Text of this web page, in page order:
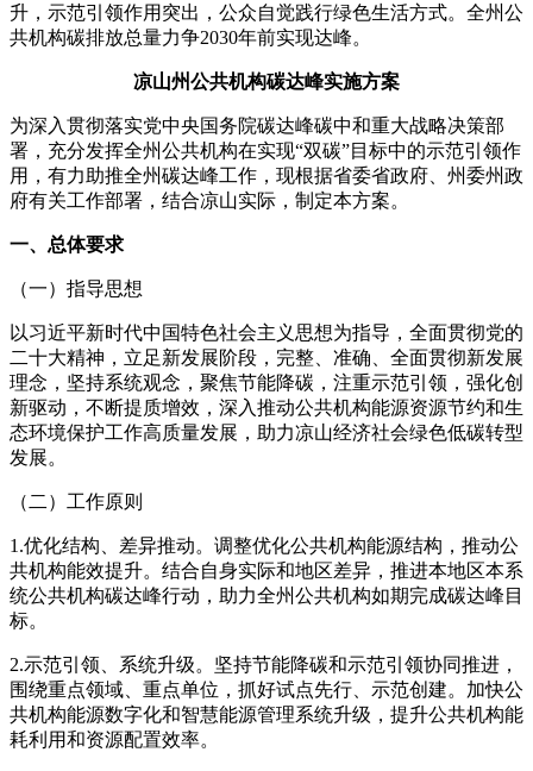
升，示范引领作用突出，公众自觉践行绿色生活方式。全州公
共机构碳排放总量力争2030年前实现达峰。
凉山州公共机构碳达峰实施方案
为深入贯彻落实党中央国务院碳达峰碳中和重大战略决策部
署，充分发挥全州公共机构在实现“双碳”目标中的示范引领作
用，有力助推全州碳达峰工作，现根据省委省政府、州委州政
府有关工作部署，结合凉山实际，制定本方案。
一、总体要求
（一）指导思想
以习近平新时代中国特色社会主义思想为指导，全面贯彻党的
二十大精神，立足新发展阶段，完整、准确、全面贯彻新发展
理念，坚持系统观念，聚焦节能降碳，注重示范引领，强化创
新驱动，不断提质增效，深入推动公共机构能源资源节约和生
态环境保护工作高质量发展，助力凉山经济社会绿色低碳转型
发展。
（二）工作原则
1.优化结构、差异推动。调整优化公共机构能源结构，推动公
共机构能效提升。结合自身实际和地区差异，推进本地区本系
统公共机构碳达峰行动，助力全州公共机构如期完成碳达峰目
标。
2.示范引领、系统升级。坚持节能降碳和示范引领协同推进，
围绕重点领域、重点单位，抓好试点先行、示范创建。加快公
共机构能源数字化和智慧能源管理系统升级，提升公共机构能
耗利用和资源配置效率。